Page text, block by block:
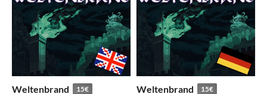
Weltenbrand 15€ Weltenbrand 15€